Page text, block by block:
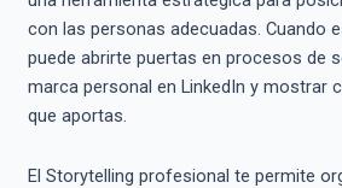
con las personas adecuadas. Cuando
puede abrirte puertas en procesos de
marca personal en LinkedIn y mostrar
que aportas.
El Storytelling profesional te permite